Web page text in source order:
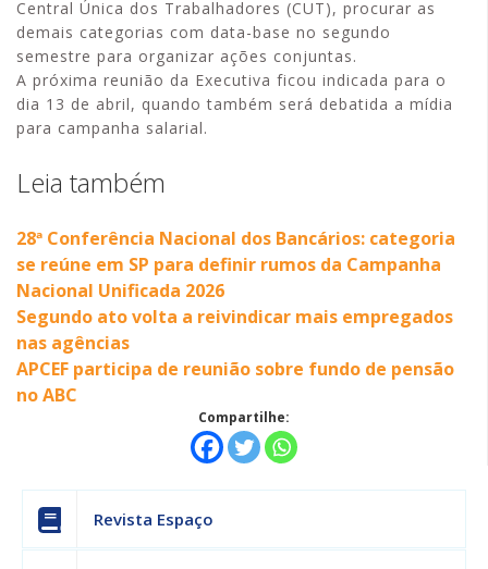
Central Única dos Trabalhadores (CUT), procurar as
demais categorias com data-base no segundo
semestre para organizar ações conjuntas.
A próxima reunião da Executiva ficou indicada para o
dia 13 de abril, quando também será debatida a mídia
para campanha salarial.
Leia também
28ª Conferência Nacional dos Bancários: categoria
se reúne em SP para definir rumos da Campanha
Nacional Unificada 2026
Segundo ato volta a reivindicar mais empregados
nas agências
APCEF participa de reunião sobre fundo de pensão
no ABC
Compartilhe:
Revista Espaço